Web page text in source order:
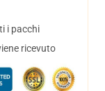
i pacchi
ricevuto